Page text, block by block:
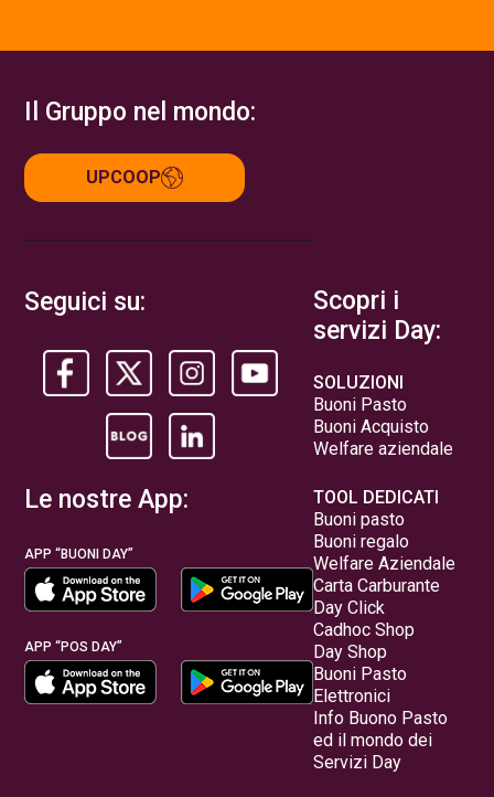
Il Gruppo nel mondo:
UPCOOP
Seguici su:
Le nostre App:
APP “BUONI DAY”
APP “POS DAY”
Scopri i
servizi Day:
SOLUZIONI
Buoni Pasto
Buoni Acquisto
Welfare aziendale
TOOL DEDICATI
Buoni pasto
Buoni regalo
Welfare Aziendale
Carta Carburante
Day Click
Cadhoc Shop
Day Shop
Buoni Pasto
Elettronici
Info Buono Pasto
ed il mondo dei
Servizi Day